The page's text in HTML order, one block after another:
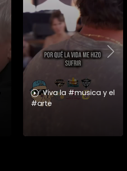
Viva la #musica y el
#arte